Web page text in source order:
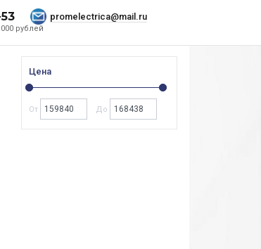
рублей
promelectrica@mail.ru
Цена
От До